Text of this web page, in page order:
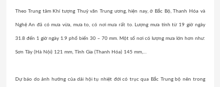
Theo Trung tâm Khí tượng Thuỷ văn Trung ương, hiện nay, ở Bắc Bộ, Thanh Hóa và
Nghệ An đã có mưa vừa, mưa to, có nơi mưa rất to. Lượng mưa tính từ 19 giờ ngày
31.8 đến 1 giờ ngày 1.9 phổ biến 30 – 70 mm. Một số nơi có lượng mưa lớn hơn như:
Sơn Tây (Hà Nội) 121 mm, Tĩnh Gia (Thanh Hóa) 145 mm,…
Dự báo do ảnh hưởng của dải hội tụ nhiệt đới có trục qua Bắc Trung bộ nên trong